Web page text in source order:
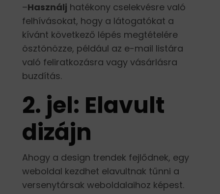
–Használj hatékony cselekvésre való
felhívásokat, hogy a látogatókat a
kívánt következő lépés megtételére
ösztönözze, például az e-mail listára
való feliratkozásra vagy vásárlásra
buzdítás.
2. jel: Elavult
dizájn
Ahogy a design trendek fejlődnek, egy
weboldal kezdhet elavultnak tűnni a
versenytársak weboldalaihoz képest.